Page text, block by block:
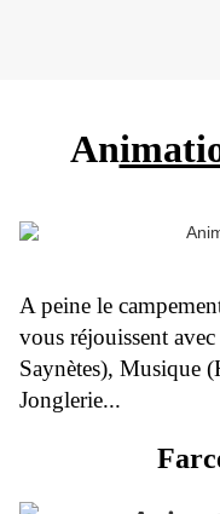
An
A peine le
vous réjouissent
Saynètes), Musique
Jonglerie...